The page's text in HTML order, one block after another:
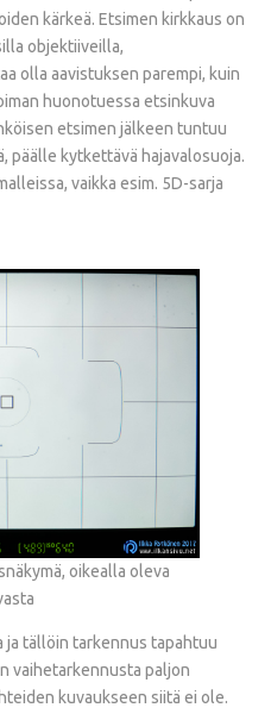
kärkeä. Etsimen kirkkaus on
objektiiveilla,
olla aavistuksen parempi, kuin
huonotuessa etsinkuva
etsimen jälkeen tuntuu
päälle kytkettävä hajavalosuoja.
vaikka esim. 5D-sarja
oikealla oleva
ja tällöin tarkennus tapahtuu
vaihetarkennusta paljon
kuvaukseen siitä ei ole.